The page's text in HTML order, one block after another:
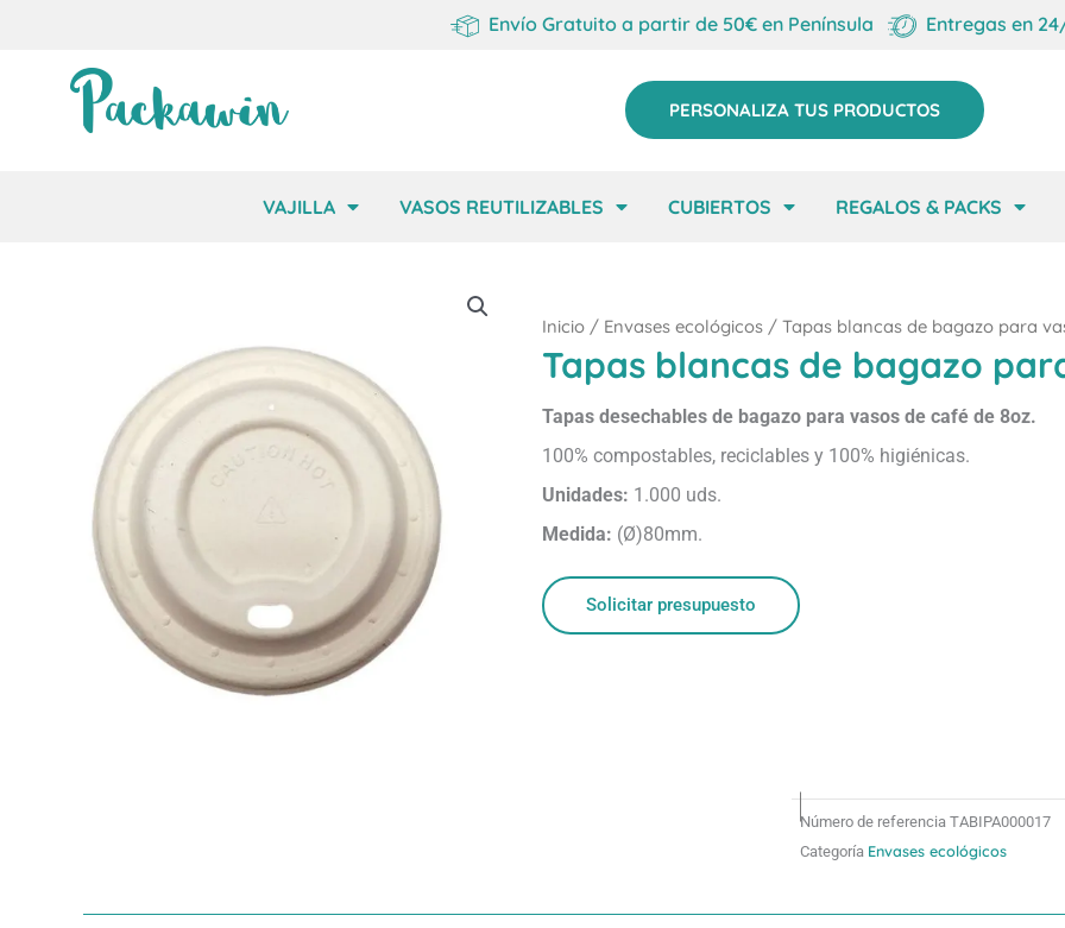
Envío Gratuito a partir de 50€ en Península Entregas en
PERSONALIZA TUS PRODUCTOS
VAJILLA VASOS REUTILIZABLES CUBIERTOS REGALOS & PACKS
Inicio / Envases ecológicos / Tapas blancas de bagazo para
Tapas blancas de bagazo
Tapas desechables de bagazo para vasos de café de 8oz.
100% compostables, reciclables y 100% higiénicas.
Unidades: 1.000 uds.
Medida: (Ø)80mm.
Solicitar presupuesto
Número de referenciaTABIPA000017
Categoría Envases ecológicos